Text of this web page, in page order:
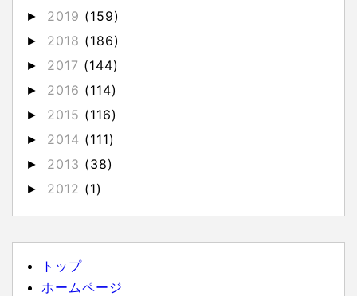
► 2019 (159)
► 2018 (186)
► 2017 (144)
► 2016 (114)
► 2015 (116)
► 2014 (111)
► 2013 (38)
► 2012 (1)
トップ
ホームページ